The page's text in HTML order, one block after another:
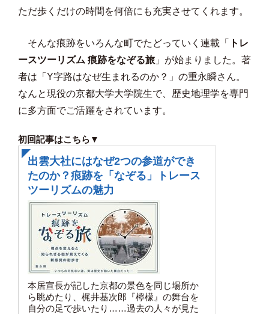
ただ歩くだけの時間を何倍にも充実させてくれます。
そんな痕跡をいろんな町でたどっていく連載「
トレ
ースツーリズム 痕跡をなぞる旅 」が始まりました。著
者は「Y字路はなぜ生まれるのか？」の重永瞬さん。
なんと現役の京都大学大学院生で、歴史地理学を専門
に多方面でご活躍をされています。
初回記事はこちら▼
出雲大社にはなぜ2つの参道ができ
たのか？痕跡を「なぞる」トレース
ツーリズムの魅力
本居宣長が記した京都の景色を同じ場所か
ら眺めたり、梶井基次郎『檸檬』の舞台を
自分の足で歩いたり……過去の人々が見た